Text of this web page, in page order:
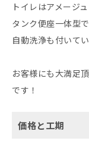
トイレはアメージ
タンク便座一体型
自動洗浄も付いて
お客様にも大満足
です！
価格と工期